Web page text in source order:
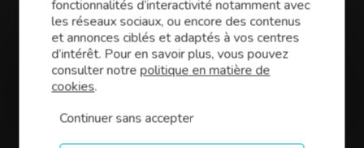
située à Dinan vous accompagne dans chaque
étape, optimise votre investissement et
négocie les meilleures conditions pour votre
entreprise. Notre champ d’expertise :
Achat de murs commerciaux, bâtiments
fonctionnalités d’interactivité notamment avec
les réseaux sociaux, ou encore des contenus
et annonces ciblés et adaptés à vos centres
d’intérêt. Pour en savoir plus, vous pouvez
consulter notrepolitique en matière de
cookies.
Continuer sans accepter